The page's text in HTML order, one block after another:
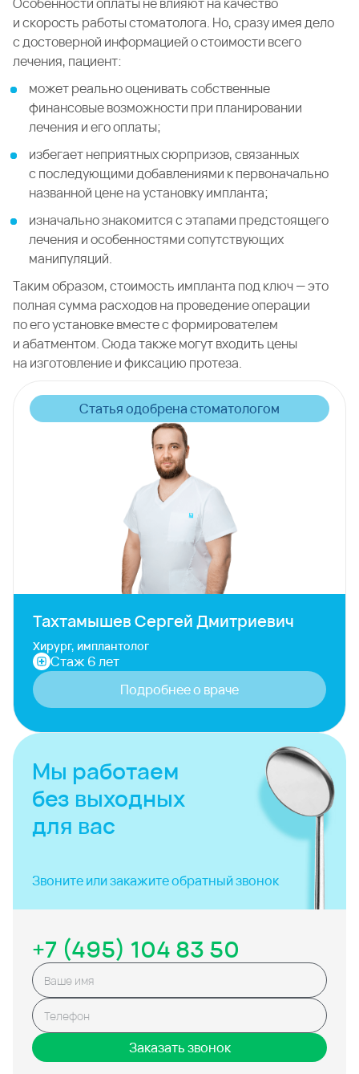
и скорость работы стоматолога. Но, сразу имея дело
с достоверной информацией о стоимости всего
лечения, пациент:
может реально оценивать собственные
финансовые возможности при планировании
лечения и его оплаты;
избегает неприятных сюрпризов, связанных
с последующими добавлениями к первоначально
названной цене на установку импланта;
изначально знакомится с этапами предстоящего
лечения и особенностями сопутствующих
манипуляций.
Таким образом, стоимость импланта под ключ — это
полная сумма расходов на проведение операции
по его установке вместе с формирователем
и абатментом. Сюда также могут входить цены
на изготовление и фиксацию протеза.
Статья одобрена стоматологом
Тахтамышев Сергей Дмитриевич
Хирург, имплантолог
Стаж 6 лет
Подробнее о враче
Мы работаем
без выходных
для вас
Звоните или закажитеобратный звонок
+7 (495) 104 83 50
Заказать звонок